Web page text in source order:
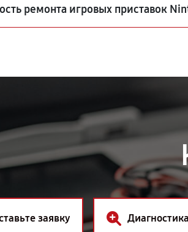
ремонта игровых приставок
заявку Диагностика